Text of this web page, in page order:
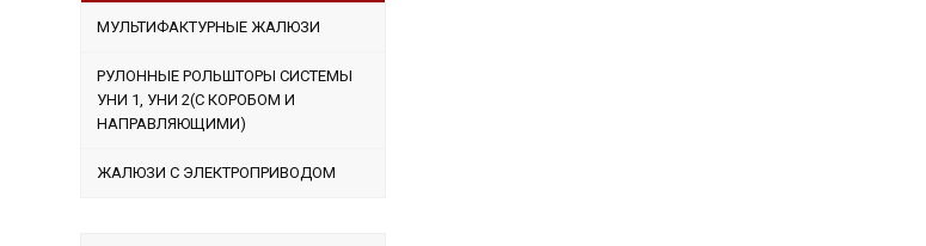
МУЛЬТИФАКТУРНЫЕ ЖАЛЮЗИ
РУЛОННЫЕ РОЛЬШТОРЫ СИСТЕМЫ
УНИ 1, УНИ 2(С КОРОБОМ И
НАПРАВЛЯЮЩИМИ)
ЖАЛЮЗИ С ЭЛЕКТРОПРИВОДОМ